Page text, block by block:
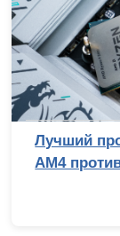
Лучший
AM4